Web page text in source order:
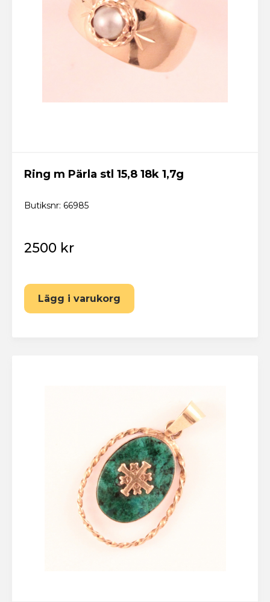
Ring m Pärla stl 15,8 18k 1,7g
Butiksnr: 66985
2500 kr
Lägg i varukorg